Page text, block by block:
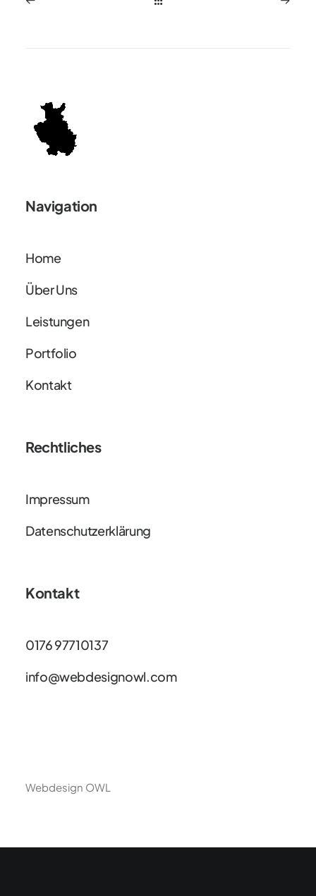
Navigation
Home
Über Uns
Leistungen
Portfolio
Kontakt
Rechtliches
Impressum
Datenschutzerklärung
Kontakt
0176 97710137
info@webdesignowl.com
Webdesign OWL